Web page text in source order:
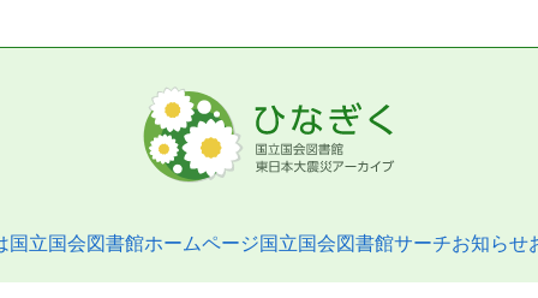
国立国会図書館ホームページ国立国会図書館サーチお知らせ